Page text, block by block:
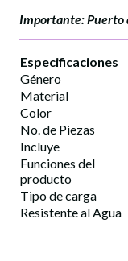
Importante: Puerto
Especificaciones
Género
Material
Color
No. de Piezas
Incluye
Funciones del
producto
Tipo de carga
Resistente al Agua